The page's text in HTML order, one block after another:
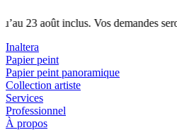
inclus. Vos demandes seront traitées
Inaltera
Papier peint
Papier peint panoramique
Collection artiste
Services
Professionnel
À propos